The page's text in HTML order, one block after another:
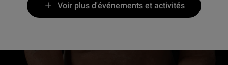
Voir plus d'événements et activités